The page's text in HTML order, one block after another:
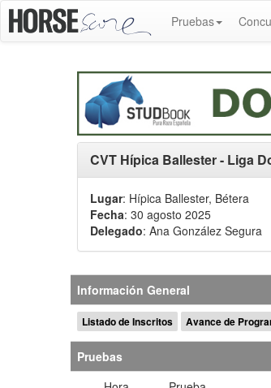
Pruebas
CVT Hípica Ballester - Liga
Lugar: Hípica Ballester, Bétera
Fecha: 30 agosto 2025
Delegado: Ana González Segura
Información General
Listado de Inscritos Avance de
Pruebas